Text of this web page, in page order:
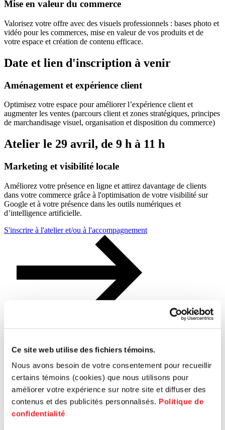
Ce site web utilise des fichiers témoins.
Nous avons besoin de votre consentement pour recueillir
certains témoins (cookies) que nous utilisons pour
améliorer votre expérience sur notre site et diffuser des
contenus et des publicités personnalisés. Politique de
confidentialité
Mise en valeur du commerce
Valorisez votre offre avec des visuels professionnels : bases photo et
vidéo pour les commerces, mise en valeur de vos produits et de
votre espace et création de contenu efficace.
Date et lien d'inscription à venir
Aménagement et expérience client
Optimisez votre espace pour améliorer l’expérience client et
augmenter les ventes (parcours client et zones stratégiques, principes
de marchandisage visuel, organisation et disposition du commerce)
Atelier le 29 avril, de 9 h à 11 h
Marketing et visibilité locale
Améliorez votre présence en ligne et attirez davantage de clients
dans votre commerce grâce à l'optimisation de votre visibilité sur
Google et à votre présence dans les outils numériques et
d’intelligence artificielle.
S'inscrire à l'atelier et/ou à l'accompagnement
Admissibilité
Commerces de détail, de services avec pignon sur rue et
Entreprises enregistrées au Registraire des entreprises
Situées dans le territoire du Centre-Ouest (Ahuntsic-
Cartierville, Saint-Laurent, Mont-Royal, Hampstead, Côte-
Saint-Luc, Montréal-Ouest)
Ayant payé les frais d’inscription obligatoires pour
l’accompagnement individuel et complété la formation avant